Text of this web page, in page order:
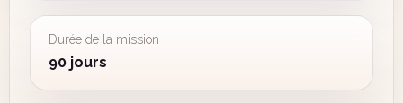
Durée de la mission
90 jours